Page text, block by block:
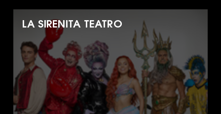
LA SIRENITA TEATRO